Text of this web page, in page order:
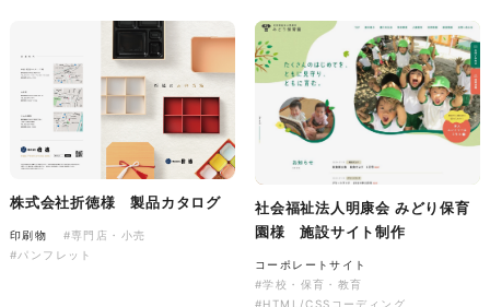
株式会社バスコフーズ様
FRUITFRUIT SNACK パッケ
#パッケージデザイン
#グラフィックデザイン
株式会社折徳様 製品カタログ
印刷物
#専門店・小売
#パンフレット
社会福祉法人明康会 みどり保育
園様 施設サイト制作
コーポレートサイト
#学校・保育・教育
#HTML/CSSコーディング